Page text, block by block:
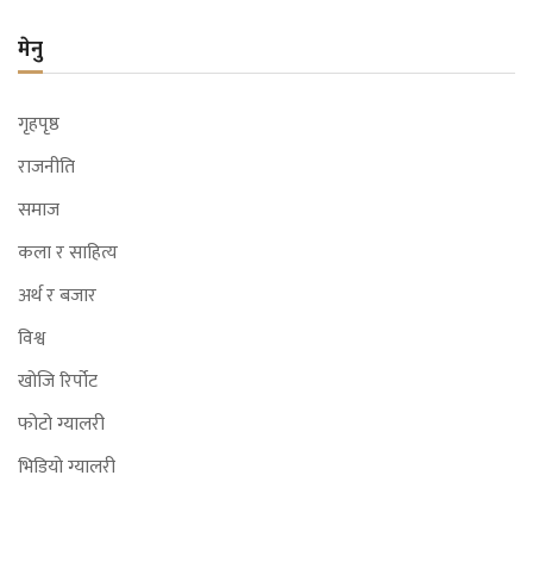
मेनु
गृहपृष्ठ
राजनीति
समाज
कला र साहित्य
अर्थ र बजार
विश्व
खोजि रिर्पोट
फोटो ग्यालरी
भिडियो ग्यालरी